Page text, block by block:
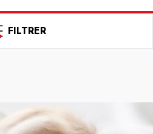
FILTRER